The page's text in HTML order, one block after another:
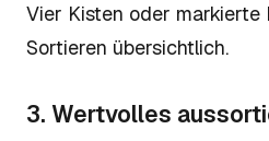
Vier Kisten oder markierte
Sortieren übersichtlich.
3. Wertvolles